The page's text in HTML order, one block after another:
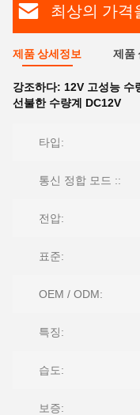
최상의 가격
제품 상세정보 제품
강조하다: 12V 고성능 수
선불한 수량계 DC12V
타입:
통신 정합 모드 ::
전압:
표준:
OEM / ODM:
특징:
습도:
보증: